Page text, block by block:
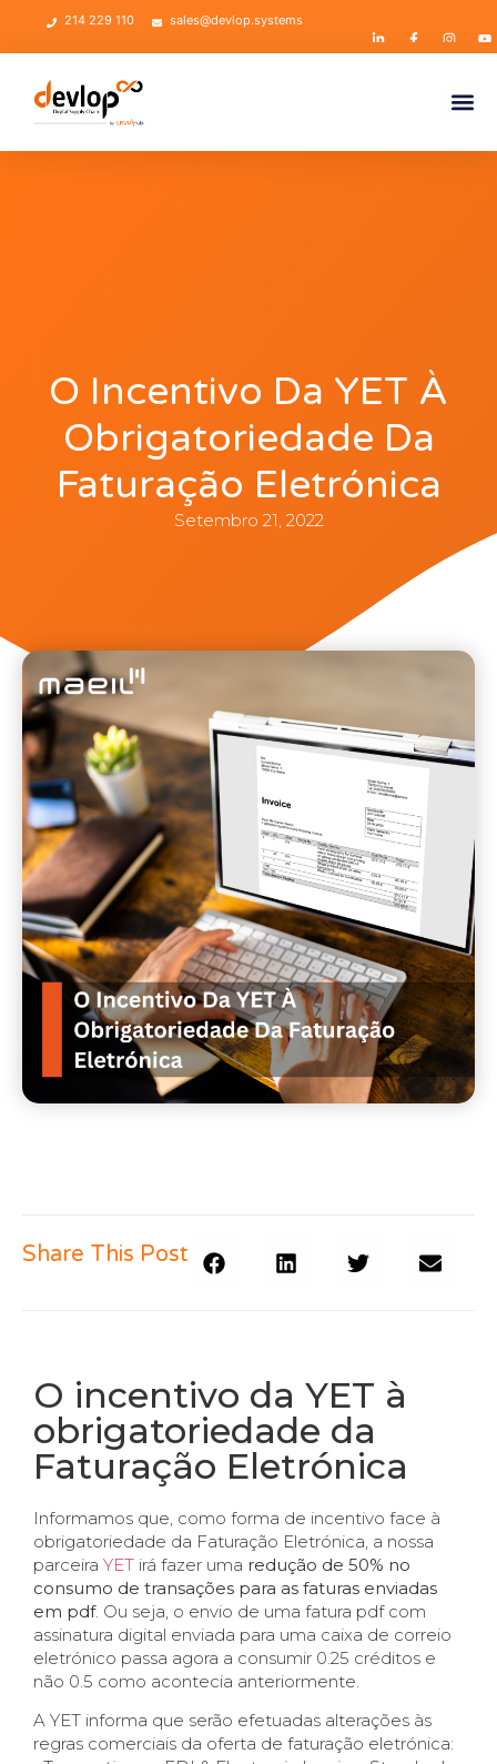
214 229 110 sales@devlop.systems
O Incentivo Da YET À
Obrigatoriedade Da
Faturação Eletrónica
Setembro 21, 2022
Share This Post
O incentivo da YET à
obrigatoriedade da
Faturação Eletrónica
Informamos que, como forma de incentivo face à
obrigatoriedade da Faturação Eletrónica, a nossa
parceira YET irá fazer uma redução de 50% no
consumo de transações para as faturas enviadas
em pdf. Ou seja, o envio de uma fatura pdf com
assinatura digital enviada para uma caixa de correio
eletrónico passa agora a consumir 0.25 créditos e
não 0.5 como acontecia anteriormente.
A YET informa que serão efetuadas alterações às
regras comerciais da oferta de faturação eletrónica: